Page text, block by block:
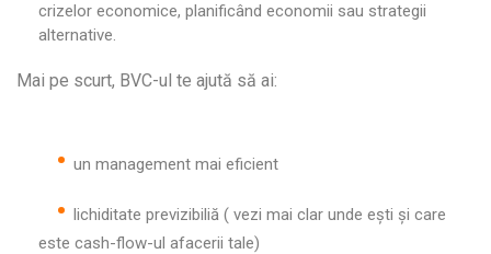
crizelor economice, planificând economii sau strategii
alternative.
Mai pe scurt, BVC-ul te ajută să ai:
un management mai eficient
lichiditate previzibiliă ( vezi mai clar unde ești și care
este cash-flow-ul afacerii tale)